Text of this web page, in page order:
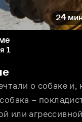
24
1
о собаке и,
–
или